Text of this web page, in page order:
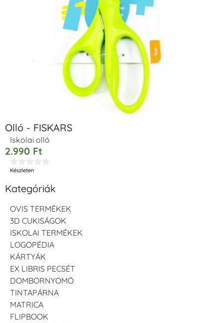
Olló - FISKARS
Iskolai olló
2.990 Ft
Készleten
Kategóriák
OVIS TERMÉKEK
3D CUKISÁGOK
ISKOLAI TERMÉKEK
LOGOPÉDIA
KÁRTYÁK
EX LIBRIS PECSÉT
DOMBORNYOMÓ
TINTAPÁRNA
MATRICA
FLIPBOOK